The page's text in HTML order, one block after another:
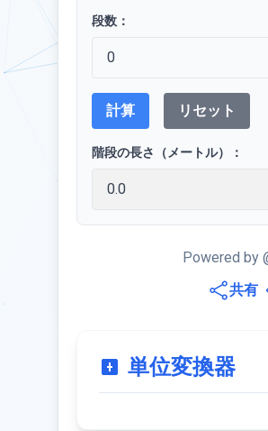
段数：
計算 リセット
階段の長さ（メートル）：
Powered by
共有
単位変換器